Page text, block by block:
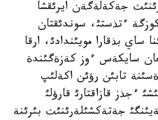
جةكةلةگةن ايرئقشا
ءتذستئ، سوندئقتان
ساي بذقارا مويئندادئ، ارقا
سايكةس ءوز كةزةگئندة
تابئن رؤئن اكةلئپ
ءجذز قازاقتارئ قارؤلئ
جةتةكشئلةرئنئث بئرئنة